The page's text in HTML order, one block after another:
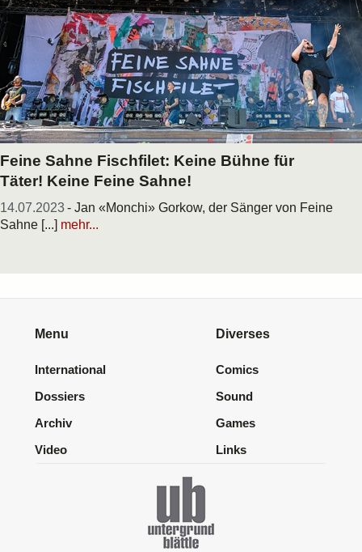
Feine Sahne Fischfilet: Keine Bühne für
Täter! Keine Feine Sahne!
14.07.2023- Jan «Monchi» Gorkow, der Sänger von Feine
Sahne [...] mehr...
Menu
International
Dossiers
Archiv
Video
Diverses
Comics
Sound
Games
Links